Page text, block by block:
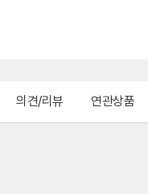
의견/리뷰 연관상품